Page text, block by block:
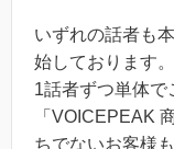
いずれの話者も
始しております。
1話者ずつ単体で
「VOICEPEAK
ちでないお客様